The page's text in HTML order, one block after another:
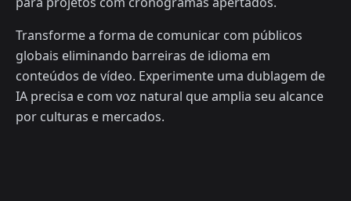
Transforme a forma de comunicar com públicos
globais eliminando barreiras de idioma em
conteúdos de vídeo. Experimente uma dublagem de
IA precisa e com voz natural que amplia seu alcance
por culturas e mercados.